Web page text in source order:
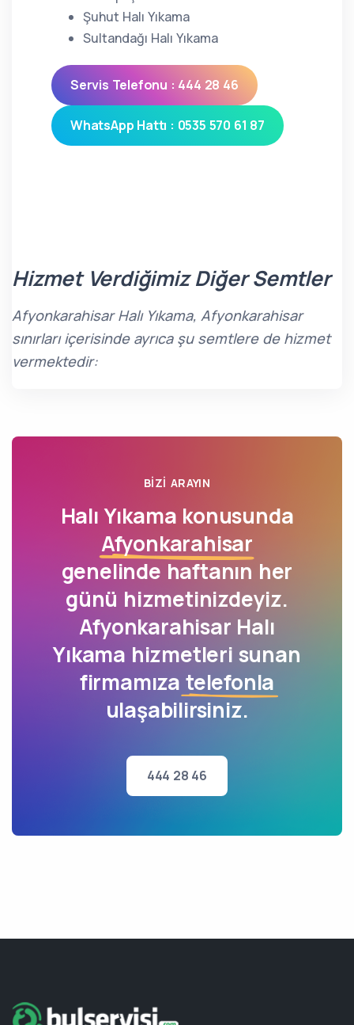
Şuhut Halı Yıkama
Sultandağı Halı Yıkama
Servis Telefonu : 444 28 46
WhatsApp Hattı : 0535 570 61 87
Hizmet Verdiğimiz Diğer Semtler
Afyonkarahisar Halı Yıkama, Afyonkarahisar
sınırları içerisinde ayrıca şu semtlere de hizmet
vermektedir:
BIZI ARAYIN
Halı Yıkama konusunda
Afyonkarahisar
genelinde haftanın her
günü hizmetinizdeyiz.
Afyonkarahisar Halı
Yıkama hizmetleri sunan
firmamıza telefonla
ulaşabilirsiniz.
444 28 46